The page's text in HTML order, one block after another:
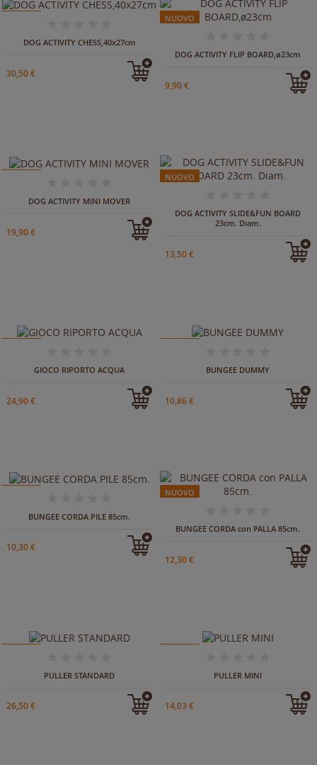
DOG ACTIVITY CHESS,40x27cm
30,50 €
NUOVO
DOG ACTIVITY FLIP BOARD,ø23cm
9,90 €
DOG ACTIVITY MINI MOVER
19,90 €
NUOVO
DOG ACTIVITY SLIDE&FUN BOARD
23cm. Diam.
13,50 €
GIOCO RIPORTO ACQUA
24,90 €
BUNGEE DUMMY
10,86 €
BUNGEE CORDA PILE 85cm.
10,30 €
NUOVO
BUNGEE CORDA con PALLA 85cm.
12,30 €
PULLER STANDARD
26,50 €
PULLER MINI
14,03 €